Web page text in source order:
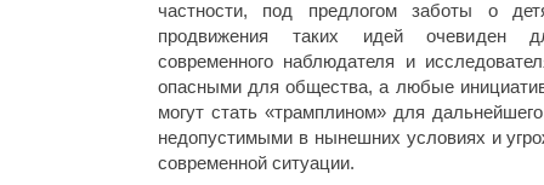
частности, под предлогом заботы о
продвижения таких идей очевиден
современного наблюдателя и
опасными для общества, а любые
могут стать «трамплином» для
недопустимыми в нынешних условиях и
современной ситуации.